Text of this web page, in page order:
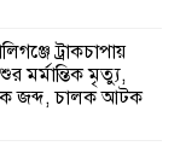
মরদেহ অবশেষে
ট্রাকচাপায়
মর্মান্তিক মৃত্যু,
জব্দ, চালক আটক